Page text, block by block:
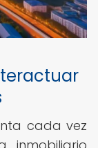
cada vez